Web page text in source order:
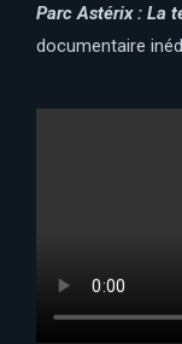
Parc Astérix : La
documentaire